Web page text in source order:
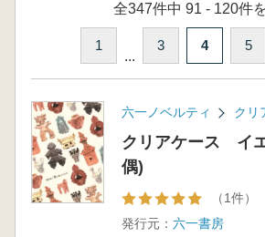
全347件中 91 - 120件
1
...
3 4 5
六一ノベルティ クリ
クリアケース イ
偶)
（1件）
発行元： 六一書房